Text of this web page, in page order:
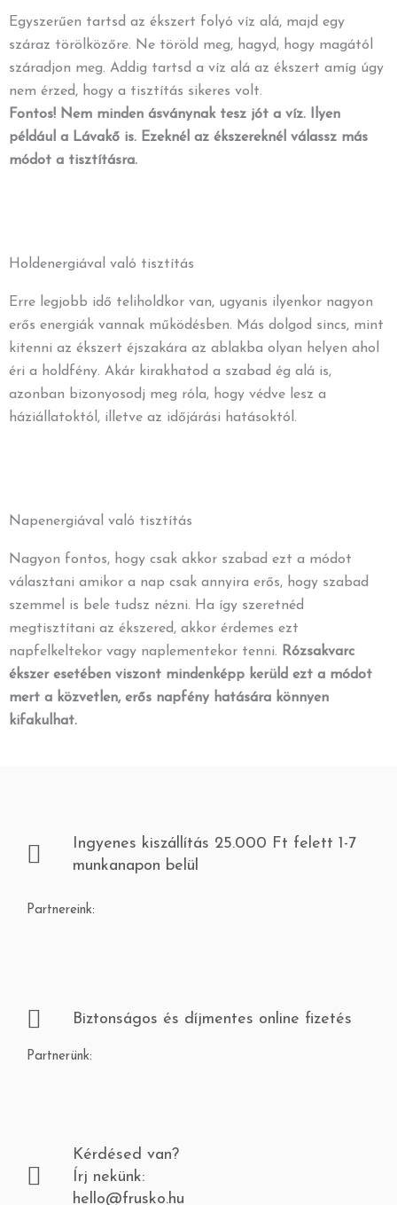
Egyszerűen tartsd az ékszert folyó víz alá, majd egy
száraz törölközőre. Ne töröld meg, hagyd, hogy magától
száradjon meg. Addig tartsd a víz alá az ékszert amíg úgy
nem érzed, hogy a tisztítás sikeres volt.
Fontos! Nem minden ásványnak tesz jót a víz. Ilyen
például a Lávakő is. Ezeknél az ékszereknél válassz más
módot a tisztításra.
Holdenergiával való tisztítás
Erre legjobb idő teliholdkor van, ugyanis ilyenkor nagyon
erős energiák vannak működésben. Más dolgod sincs, mint
kitenni az ékszert éjszakára az ablakba olyan helyen ahol
éri a holdfény. Akár kirakhatod a szabad ég alá is,
azonban bizonyosodj meg róla, hogy védve lesz a
háziállatoktól, illetve az időjárási hatásoktól.
Napenergiával való tisztítás
Nagyon fontos, hogy csak akkor szabad ezt a módot
választani amikor a nap csak annyira erős, hogy szabad
szemmel is bele tudsz nézni. Ha így szeretnéd
megtisztítani az ékszered, akkor érdemes ezt
napfelkeltekor vagy naplementekor tenni.
Rózsakvarc
ékszer esetében viszont mindenképp kerüld ezt a módot
mert a közvetlen, erős napfény hatására könnyen
kifakulhat.
Ingyenes kiszállítás 25.000 Ft felett 1-7
munkanapon belül
Partnereink:
Biztonságos és díjmentes online fizetés
Partnerünk:
Kérdésed van?
Írj nekünk:
hello@frusko.hu